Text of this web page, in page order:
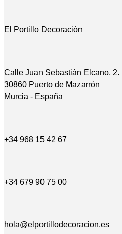
El Portillo Decoración
Calle Juan Sebastián Elcano, 2.
30860 Puerto de Mazarrón
Murcia - España
+34 968 15 42 67
+34 679 90 75 00
hola@elportillodecoracion.es